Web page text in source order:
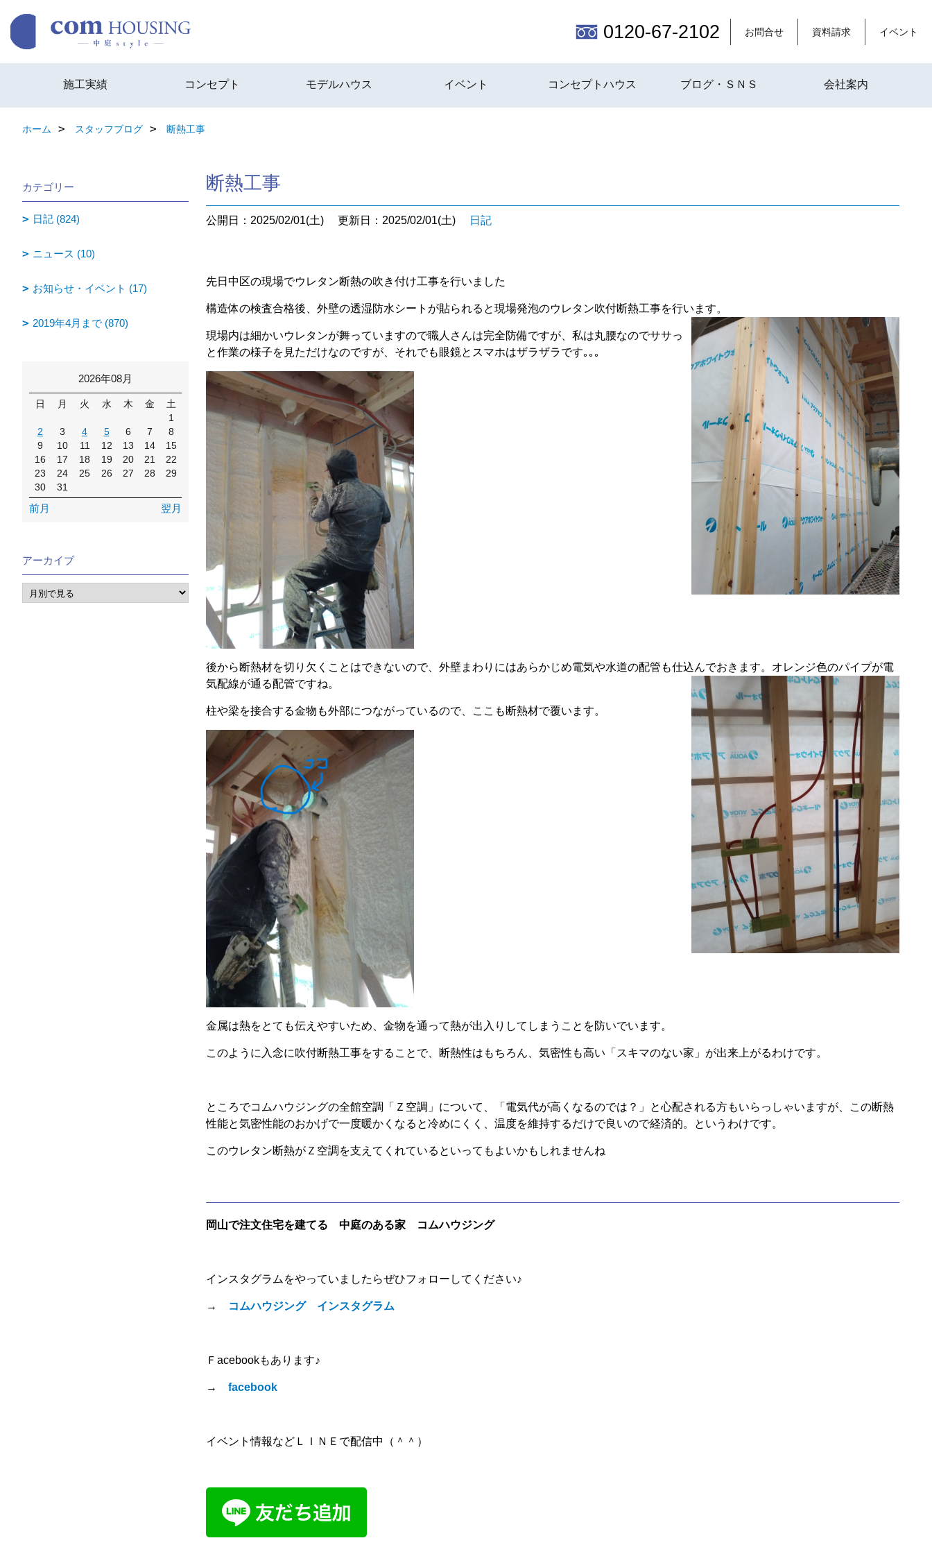
0120-67-2102 お問合せ 資料請求 イベント
施工実績 コンセプト モデルハウス イベント コンセプトハウス ブログ・ＳＮＳ 会社案内
ホーム スタッフブログ 断熱工事
断熱工事
公開日：2025/02/01(土) 更新日：2025/02/01(土) 日記
先日中区の現場でウレタン断熱の吹き付け工事を行いました
構造体の検査合格後、外壁の透湿防水シートが貼られると現場発泡のウレタン吹付断熱工事を行います。
現場内は細かいウレタンが舞っていますので職人さんは完全防備ですが、私は丸腰なのでササっ
と作業の様子を見ただけなのですが、それでも眼鏡とスマホはザラザラです｡｡｡
後から断熱材を切り欠くことはできないので、外壁まわりにはあらかじめ電気や水道の配管も仕込んでおきます。オレンジ色のパイプが電
気配線が通る配管ですね。
柱や梁を接合する金物も外部につながっているので、ここも断熱材で覆います。
金属は熱をとても伝えやすいため、金物を通って熱が出入りしてしまうことを防いでいます。
このように入念に吹付断熱工事をすることで、断熱性はもちろん、気密性も高い「スキマのない家」が出来上がるわけです。
ところでコムハウジングの全館空調「Ｚ空調」について、「電気代が高くなるのでは？」と心配される方もいらっしゃいますが、この断熱
性能と気密性能のおかげで一度暖かくなると冷めにくく、温度を維持するだけで良いので経済的。というわけです。
このウレタン断熱がＺ空調を支えてくれているといってもよいかもしれませんね
岡山で注文住宅を建てる 中庭のある家 コムハウジング
インスタグラムをやっていましたらぜひフォローしてください♪
→ コムハウジング インスタグラム
Ｆacebookもあります♪
→ facebook
イベント情報などＬＩＮＥで配信中（＾＾）
カテゴリー
日記 (824)
ニュース (10)
お知らせ・イベント (17)
2019年4月まで (870)
2026年08月
日 月 火 水 木 金
土
1
2
3 4 5 6 7
8
9
10 11 12 13 14
15
16
17 18 19 20 21
22
23
24 25 26 27 28
29
30
31
前月 翌月
アーカイブ